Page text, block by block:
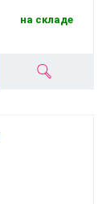
на складе